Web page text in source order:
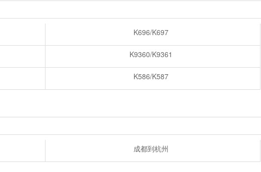
K696/K697
K9360/K9361
K586/K587
成都到杭州